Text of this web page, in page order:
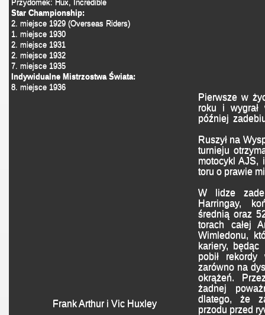
Przydomek: Hux, Incredible
Star Championship:
2. miejsce 1929 (Overseas Riders)
1. miejsce 1930
2. miejsce 1931
2. miejsce 1932
7. miejsce 1935
Indywidualne Mistrzostwa Świata:
8. miejsce 1936
Frank Arthur i Vic Huxley
Pierwsze w
roku i wygrał
później
Ruszył na
turnieju
motocykl AJS,
toru o prawie
W lidze
Harringay,
średnią oraz
torach całej
Wimledonu,
kariery,
pobił
zarówno na
okrążeń.
żadnej
dlatego, że
przodu przed